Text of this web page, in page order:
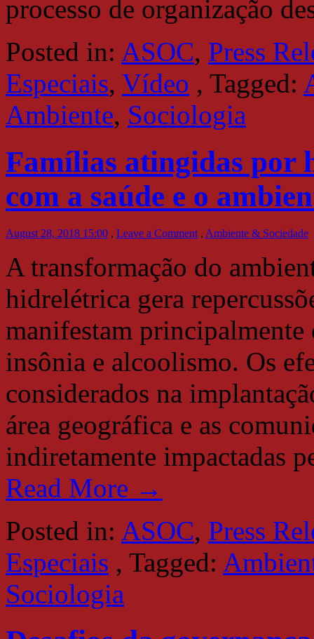
processo de organização
Posted in: ASOC, Press
Especiais, Vídeo , Tagged:
Ambiente, Sociologia
Famílias atingidas por
com a saúde e o
August 28, 2018 15:00 , Leave a Comment , Ambiente & Sociedade
A transformação do
hidrelétrica gera
manifestam principalmente
insônia e alcoolismo. Os
considerados na
área geográfica e as
indiretamente impactadas
Read More →
Posted in: ASOC, Press
Especiais , Tagged:
Sociologia